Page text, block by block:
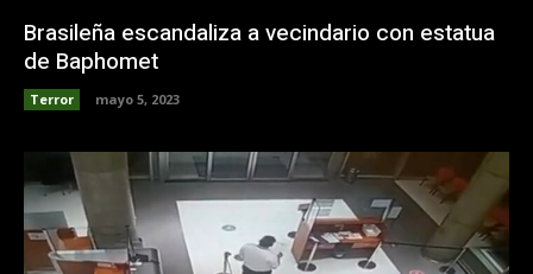
Brasileña escandaliza a vecindario con estatua
de Baphomet
Terror mayo 5, 2023